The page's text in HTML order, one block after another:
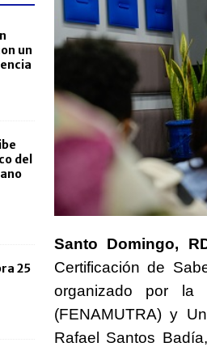
rompe récord con 7,7 millones
Santo Domingo,
Certificación de
organizado por la
(FENAMUTRA) y
Rafael Santos
un
del
25